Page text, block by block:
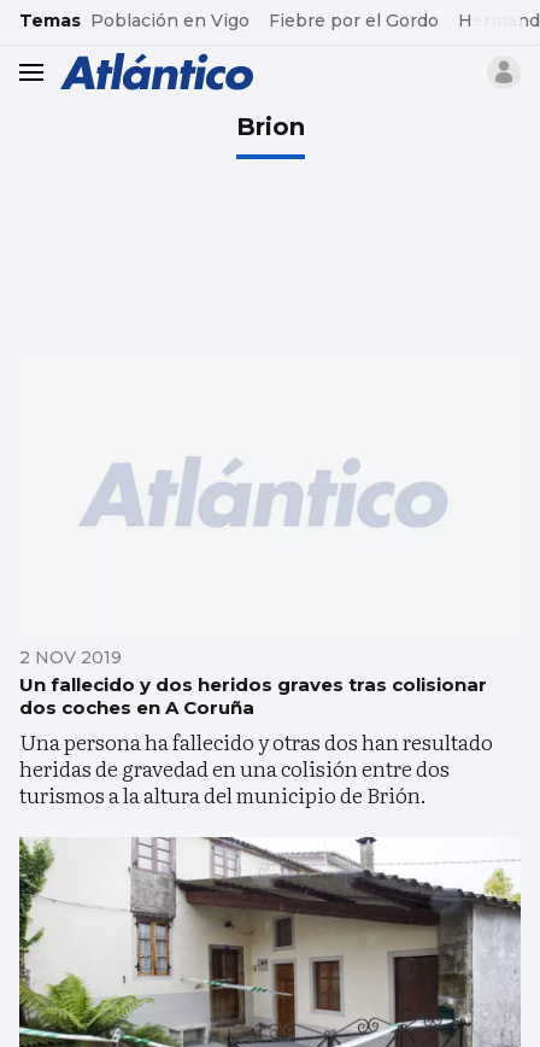
common.go-to-content
Temas Población en Vigo Fiebre por el Gordo
header.menu.open
Brion
2 NOV 2019
Un fallecido y dos heridos graves tras colisionar
dos coches en A Coruña
Una persona ha fallecido y otras dos han resultado
heridas de gravedad en una colisión entre dos
turismos a la altura del municipio de Brión.